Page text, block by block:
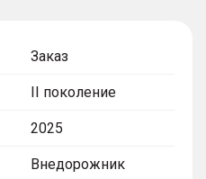
Заказ
II поколение
2025
Внедорожник